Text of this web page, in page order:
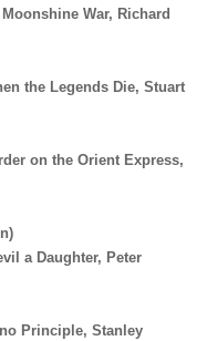
War, Richard
the Legends Die, Stuart
on the Orient Express,
a Daughter, Peter
Principle, Stanley